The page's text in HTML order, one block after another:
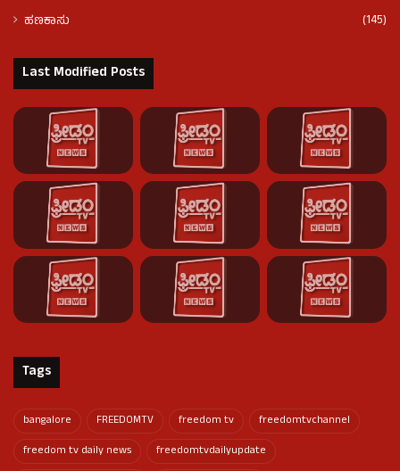
ಹಣಕಾಸು
(145)
Last Modified Posts
Tags
bangalore FREEDOMTV freedom tv
freedomtvchannel
freedom tv daily news
freedomtvdailyupdate